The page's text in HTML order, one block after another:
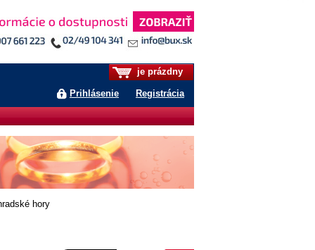
je prázdny
Prihlásenie Registrácia
hory